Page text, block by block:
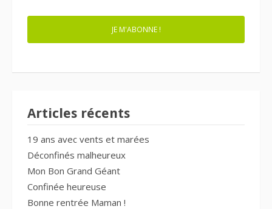
JE M'ABONNE !
Articles récents
19 ans avec vents et marées
Déconfinés malheureux
Mon Bon Grand Géant
Confinée heureuse
Bonne rentrée Maman !